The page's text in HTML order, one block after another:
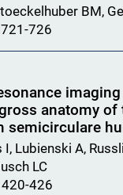
BM,
726
imaging
anatomy of
semicirculare
I, Lubienski A,
LC
420-426